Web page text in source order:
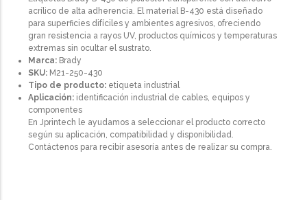
acrílico de alta adherencia. El material B-430 está diseñado
para superficies difíciles y ambientes agresivos, ofreciendo
gran resistencia a rayos UV, productos químicos y temperaturas
extremas sin ocultar el sustrato.
Marca: Brady
SKU: M21-250-430
Tipo de producto: etiqueta industrial
Aplicación: identificación industrial de cables, equipos y
componentes
En Jprintech le ayudamos a seleccionar el producto correcto
según su aplicación, compatibilidad y disponibilidad.
Contáctenos para recibir asesoría antes de realizar su compra.